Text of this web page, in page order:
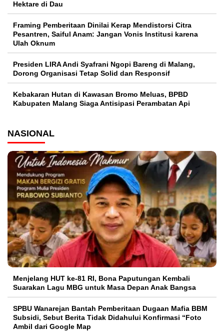
Hektare di Dau
Framing Pemberitaan Dinilai Kerap Mendistorsi Citra
Pesantren, Saiful Anam: Jangan Vonis Institusi karena
Ulah Oknum
Presiden LIRA Andi Syafrani Ngopi Bareng di Malang,
Dorong Organisasi Tetap Solid dan Responsif
Kebakaran Hutan di Kawasan Bromo Meluas, BPBD
Kabupaten Malang Siaga Antisipasi Perambatan Api
NASIONAL
Menjelang HUT ke-81 RI, Bona Paputungan Kembali
Suarakan Lagu MBG untuk Masa Depan Anak Bangsa
SPBU Wanarejan Bantah Pemberitaan Dugaan Mafia BBM
Subsidi, Sebut Berita Tidak Didahului Konfirmasi “Foto
Ambil dari Google Map